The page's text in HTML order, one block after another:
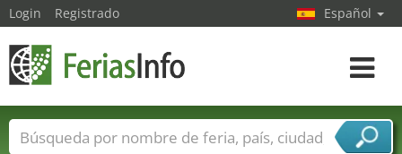
Login Registrado Español
toggle